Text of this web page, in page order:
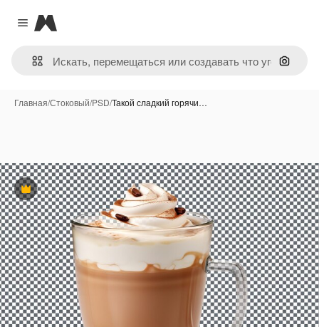
Close menu
Magnific
Поиск
Главная/Стоковый/PSD/Такой сладкий горячи…
Премиум